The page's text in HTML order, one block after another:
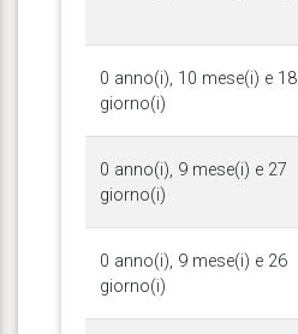
0 anno(i), 10 mese(i) e 18
giorno(i)
0 anno(i), 9 mese(i) e 27
giorno(i)
0 anno(i), 9 mese(i) e 26
giorno(i)